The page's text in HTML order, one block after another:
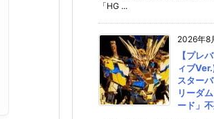
「HG ...
2026年8
【プレ
ィブ
スター
リーダ
ード」